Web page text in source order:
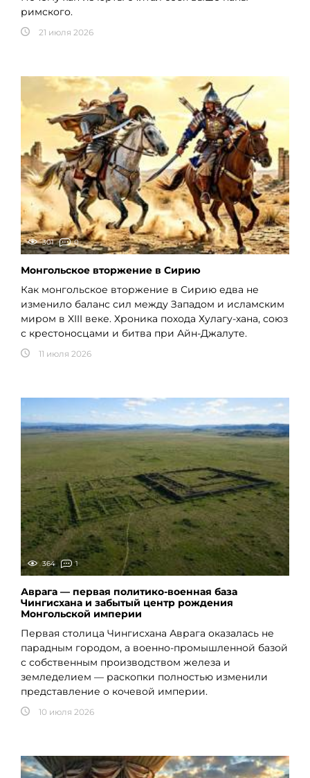
римского.
21 июля 2026
301 0
Монгольское вторжение в Сирию
Как монгольское вторжение в Сирию едва не
изменило баланс сил между Западом и исламским
миром в XIII веке. Хроника похода Хулагу-хана, союз
с крестоносцами и битва при Айн-Джалуте.
11 июля 2026
364 1
Аврага — первая политико-военная база
Чингисхана и забытый центр рождения
Монгольской империи
Первая столица Чингисхана Аврага оказалась не
парадным городом, а военно-промышленной базой
с собственным производством железа и
земледелием — раскопки полностью изменили
представление о кочевой империи.
10 июля 2026